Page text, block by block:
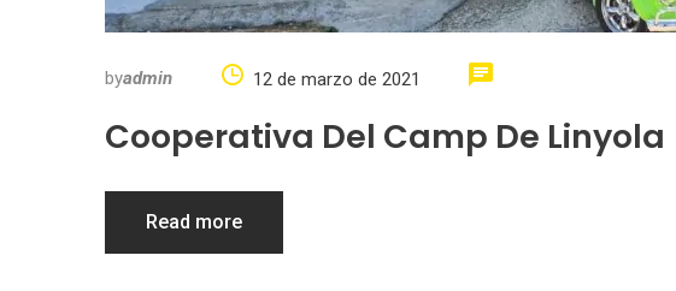
byadmin 12 de marzo de 2021
Cooperativa Del Camp De Linyola
Read more